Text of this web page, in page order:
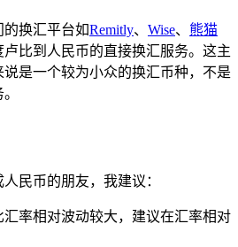
换汇平台如Remitly、 Wise、 熊猫
比到人民币的直接换汇服务。这主
是一个较为小众的换汇币种，不是
民币的朋友，我建议：
汇率相对波动较大，建议在汇率相对